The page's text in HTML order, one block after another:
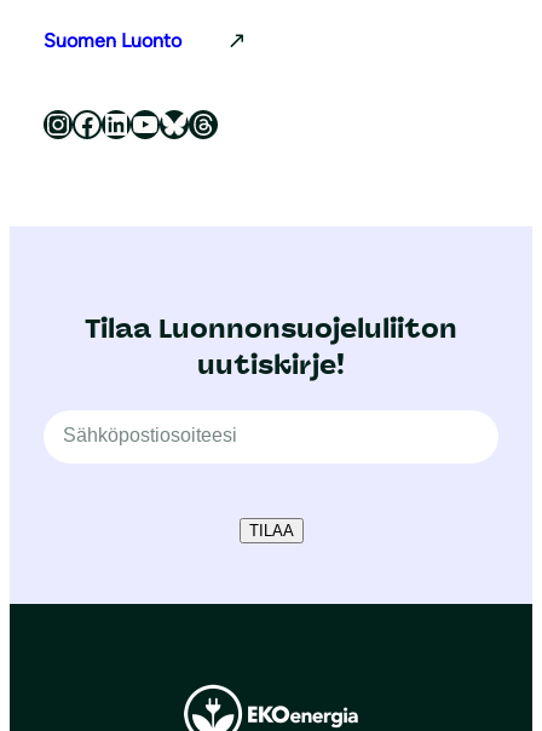
Suomen Luonto
Luonnonsuojeluliitto Instagramissa Luonnonsuojeluliitto Facebookissa Luonnonsuojeluliitto LinkedInissä Luonnonsuojeluliiton YouTube-kanava Luonnonsuojeluliitto Blueskyssa Luonnonsuojeluliitto Threadsissa
Tilaa Luonnonsuojeluliiton
uutiskirje!
TILAA